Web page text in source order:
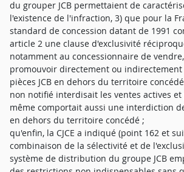
du grouper JCB permettaient de
l'existence de l'infraction, 3) que pour la
standard de concession datant de 1991
article 2 une clause d'exclusivité
notamment au concessionnaire de
promouvoir directement ou
pièces JCB en dehors du territoire
non notifié interdisait les ventes actives
même comportait aussi une interdiction
en dehors du territoire concédé ;
qu'enfin, la CJCE a indiqué (point 162 et
combinaison de la sélectivité et de
système de distribution du groupe JCB